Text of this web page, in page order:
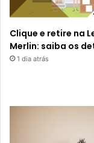
Clique e retire na
Merlin: saiba os
1 dia atrás